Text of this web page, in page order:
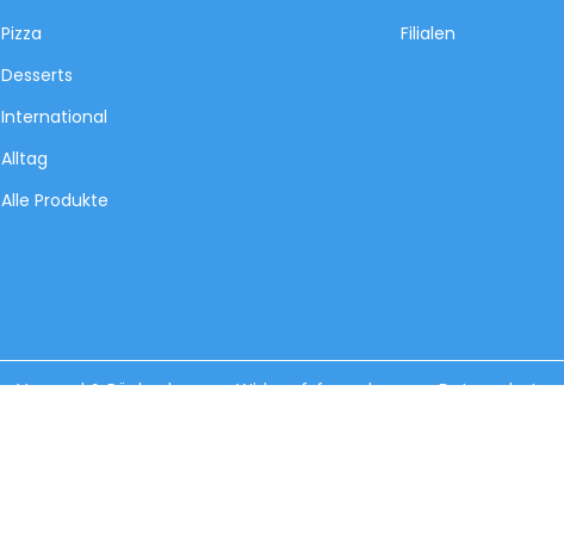
Pizza
Desserts
International
Alltag
Alle Produkte
Filialen
Versand & Rückgabe Widerrufsformular Datenschutz